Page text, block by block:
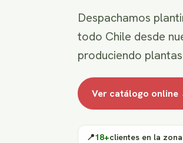
Despachamos
todo Chile desde
produciendo
Ver catálogo online
📍18+clientes en la zona